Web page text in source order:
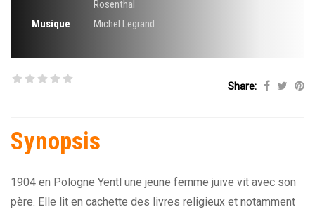
Rosenthal
Musique
Michel Legrand
Share:
Synopsis
1904 en Pologne Yentl une jeune femme juive vit avec son
père. Elle lit en cachette des livres religieux et notamment